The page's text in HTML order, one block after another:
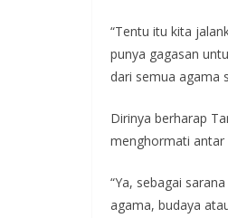
“Tentu itu kita
punya gagasan
dari semua agama
Dirinya berharap
menghormati antar
“Ya, sebagai
agama, budaya